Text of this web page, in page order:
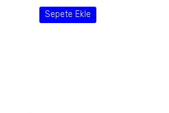
Sepete Ekle